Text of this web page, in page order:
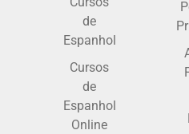
de
Espanhol
Cursos
de
Espanhol
Online